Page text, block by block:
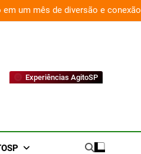
um mês de diversão e conexão
Experiências AgitoSP